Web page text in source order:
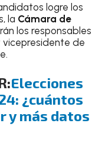
logre los
la Cámara de
los responsables
vicepresidente de
Elecciones
¿cuántos
y más datos